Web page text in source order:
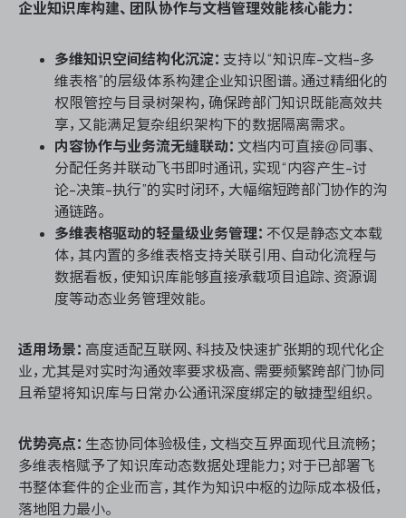
企业知识库构建、团队协作与文档管理效能核心能力：
多维知识空间结构化沉淀： 支持以“知识库-文档-多
维表格”的层级体系构建企业知识图谱。通过精细化的
权限管控与目录树架构，确保跨部门知识既能高效共
享，又能满足复杂组织架构下的数据隔离需求。
内容协作与业务流无缝联动： 文档内可直接@同事、
分配任务并联动飞书即时通讯，实现“内容产生-讨
论-决策-执行”的实时闭环，大幅缩短跨部门协作的沟
通链路。
多维表格驱动的轻量级业务管理： 不仅是静态文本载
体，其内置的多维表格支持关联引用、自动化流程与
数据看板，使知识库能够直接承载项目追踪、资源调
度等动态业务管理效能。
适用场景： 高度适配互联网、科技及快速扩张期的现代化企
业，尤其是对实时沟通效率要求极高、需要频繁跨部门协同
且希望将知识库与日常办公通讯深度绑定的敏捷型组织。
优势亮点： 生态协同体验极佳，文档交互界面现代且流畅；
多维表格赋予了知识库动态数据处理能力；对于已部署飞
书整体套件的企业而言，其作为知识中枢的边际成本极低，
落地阻力最小。